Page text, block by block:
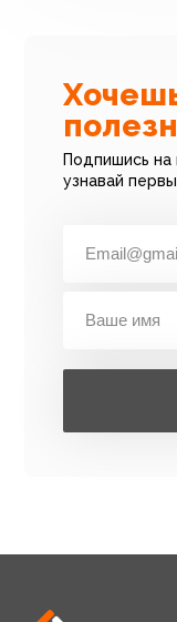
Подпишись на
узнавай